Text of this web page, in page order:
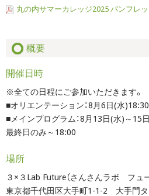
丸の内サマーカレッジ2025 パンフレッ
概要
開催日時
※全ての日程にご参加いただきます。
■オリエンテーション：8月6日(水
■メインプログラム：8月13日(水)～
最終日のみ～18:00
場所
３×３Lab Future（さんさんラボ フュ
東京都千代田区大手町1-1-2 大手門タ